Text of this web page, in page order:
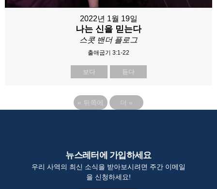
2022년 1월 19일
나는 신을 믿는다
스콧 밴더 플로그
출애굽기 3:1-22
보다 듣다
« 뒤쪽에 더 »
뉴스레터에 가입하세요
우리 사역의 최신 소식을 받아보시려면 주간 이메일
을 신청하세요!